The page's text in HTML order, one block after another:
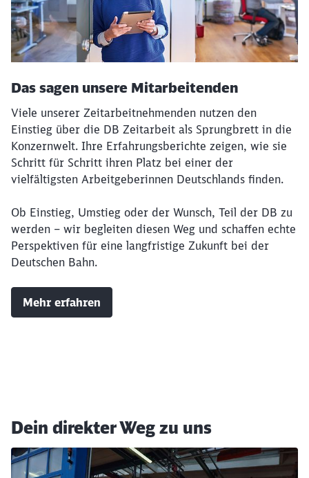
Das sagen unsere Mitarbeitenden
Viele unserer Zeitarbeitnehmenden nutzen den
Einstieg über die DB Zeitarbeit als Sprungbrett in die
Konzernwelt. Ihre Erfahrungsberichte zeigen, wie sie
Schritt für Schritt ihren Platz bei einer der
vielfältigsten Arbeitgeberinnen Deutschlands finden.
Ob Einstieg, Umstieg oder der Wunsch, Teil der DB zu
werden – wir begleiten diesen Weg und schaffen echte
Perspektiven für eine langfristige Zukunft bei der
Deutschen Bahn.
Mehr erfahren
Dein direkter Weg zu uns